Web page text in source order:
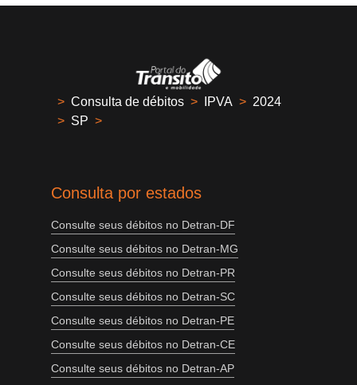
> Consulta de débitos > IPVA > 2024
> SP >
Consulta por estados
Consulte seus débitos no Detran-DF
Consulte seus débitos no Detran-MG
Consulte seus débitos no Detran-PR
Consulte seus débitos no Detran-SC
Consulte seus débitos no Detran-PE
Consulte seus débitos no Detran-CE
Consulte seus débitos no Detran-AP